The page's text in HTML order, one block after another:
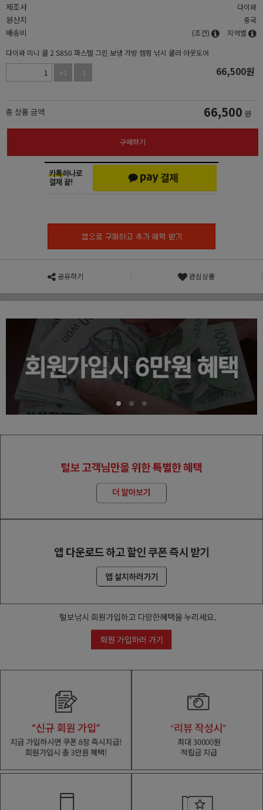
제조사 다이와
원산지 중국
배송비 (조건)
지역별
다이와 미니 쿨 2 S850 파스텔 그린 보냉 가방 캠핑 낚시 쿨러 아웃도어
+1
-1 66,500원
총 상품 금액 66,500 원
구매하기
공유하기 관심상품